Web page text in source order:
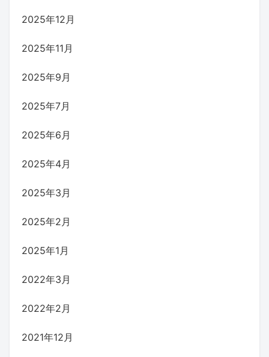
2025年12月
2025年11月
2025年9月
2025年7月
2025年6月
2025年4月
2025年3月
2025年2月
2025年1月
2022年3月
2022年2月
2021年12月